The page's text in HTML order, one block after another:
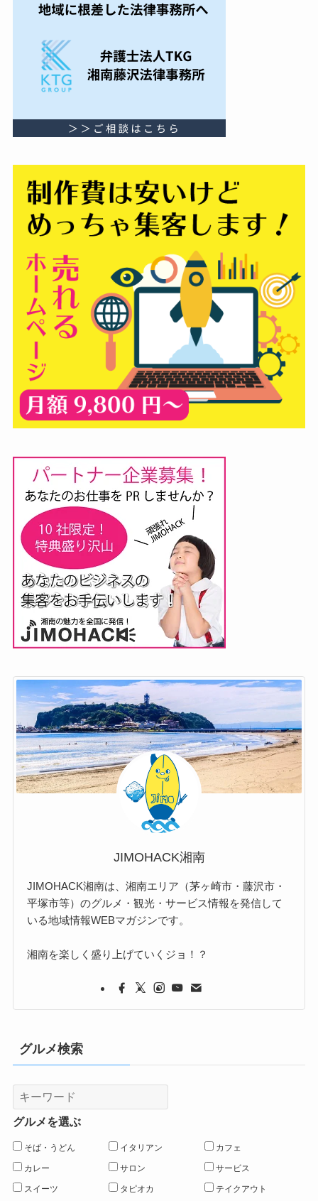
JIMOHACK湘南
JIMOHACK湘南は、湘南エリア（茅ヶ崎市・藤沢市・
平塚市等）のグルメ・観光・サービス情報を発信して
いる地域情報WEBマガジンです。
湘南を楽しく盛り上げていくジョ！？
グルメ検索
グルメを選ぶ
そば・うどん イタリアン カフェ
カレー サロン サービス
スイーツ タピオカ テイクアウト